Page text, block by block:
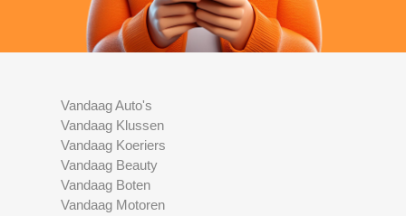
Vandaag Auto's
Vandaag Klussen
Vandaag Koeriers
Vandaag Beauty
Vandaag Boten
Vandaag Motoren